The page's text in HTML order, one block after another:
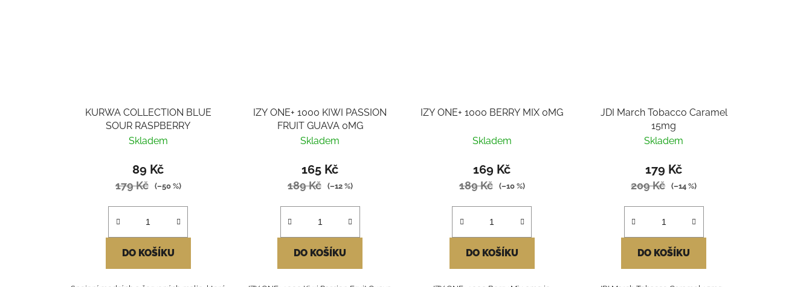
KURWA COLLECTION BLUE
SOUR RASPBERRY
Skladem
89 Kč
179 Kč (–50 %)
DO KOŠÍKU
IZY ONE+ 1000 KIWI PASSION
FRUIT GUAVA 0MG
Skladem
165 Kč
189 Kč (–12 %)
DO KOŠÍKU
IZY ONE+ 1000 BERRY MIX 0MG
Skladem
169 Kč
189 Kč (–10 %)
DO KOŠÍKU
JDI March Tobacco Caramel
15mg
Skladem
179 Kč
209 Kč (–14 %)
DO KOŠÍKU